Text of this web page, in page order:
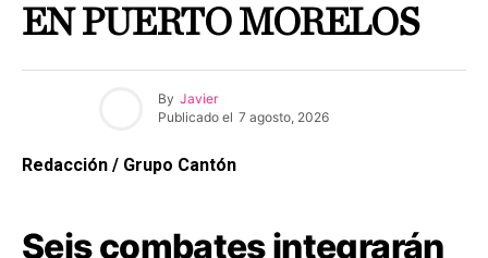
EN PUERTO MORELOS
By Javier
Publicado el 7 agosto, 2026
Redacción / Grupo Cantón
Seis combates integrarán